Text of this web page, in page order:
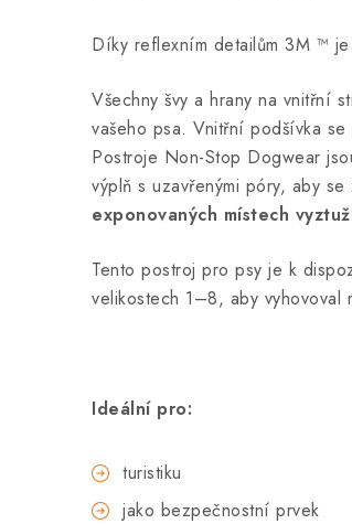
Díky reflexním detailům 3M ™
Všechny švy a hrany na vnitřní
vašeho psa. Vnitřní podšívka
Postroje Non-Stop Dogwear
výplň s uzavřenými póry, aby
exponovaných místech
Tento postroj pro psy je k
velikostech 1–8, aby vyhovoval
Ideální pro:
turistiku
jako bezpečnostní prvek